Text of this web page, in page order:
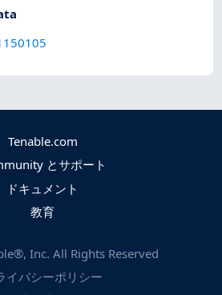
Tenable.com
とサポート
ドキュメント
教育
Inc. All Rights Reserved
イバシーポリシー